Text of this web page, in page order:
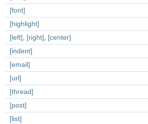
[font]
[highlight]
[left] [right]
[center]
[indent]
[email]
[url]
[thread]
[post]
[list]